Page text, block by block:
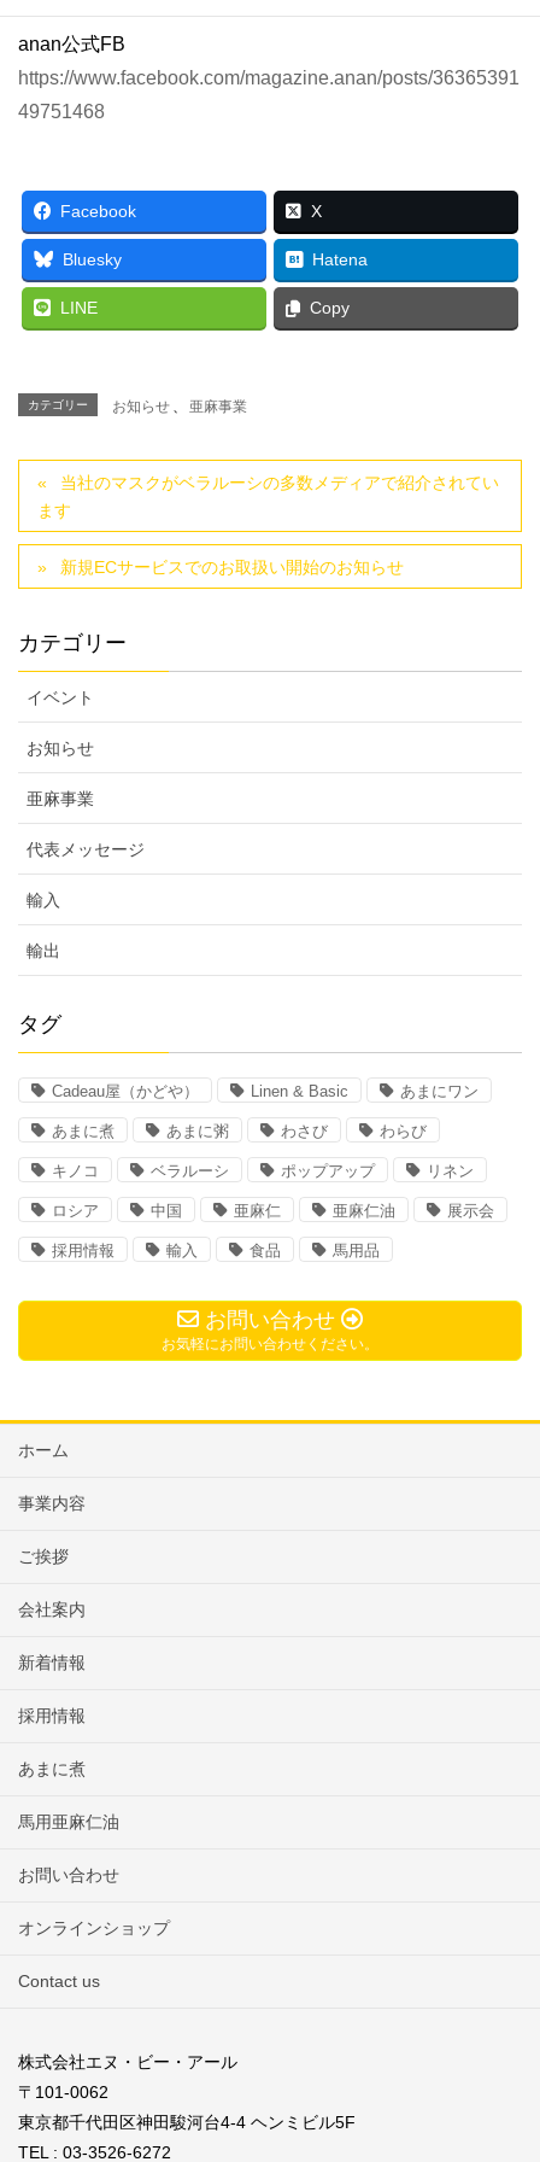
anan公式FB
https://www.facebook.com/magazine.anan/posts/36365391
49751468
Facebook X
Bluesky Hatena
LINE Copy
カテゴリー お知らせ 、 亜麻事業
当社のマスクがベラルーシの多数メディアで紹介されてい
ます
新規ECサービスでのお取扱い開始のお知らせ
カテゴリー
イベント
お知らせ
亜麻事業
代表メッセージ
輸入
輸出
タグ
Cadeau屋（かどや） Linen & Basic あまにワン
あまに煮 あまに粥 わさび わらび
キノコ ベラルーシ ポップアップ リネン
ロシア 中国 亜麻仁 亜麻仁油 展示会
採用情報 輸入 食品 馬用品
お問い合わせ
お気軽にお問い合わせください。
ホーム
事業内容
ご挨拶
会社案内
新着情報
採用情報
あまに煮
馬用亜麻仁油
お問い合わせ
オンラインショップ
Contact us
株式会社エヌ・ビー・アール
〒101-0062
東京都千代田区神田駿河台4-4 ヘンミビル5F
TEL : 03-3526-6272